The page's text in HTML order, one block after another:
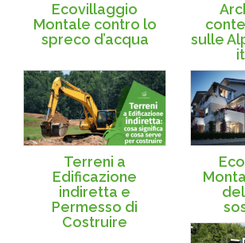
Ecovillaggio
Montale contro lo
spreco d’acqua
sulle
Terreni a
Edificazione
indiretta e
Permesso di
Costruire